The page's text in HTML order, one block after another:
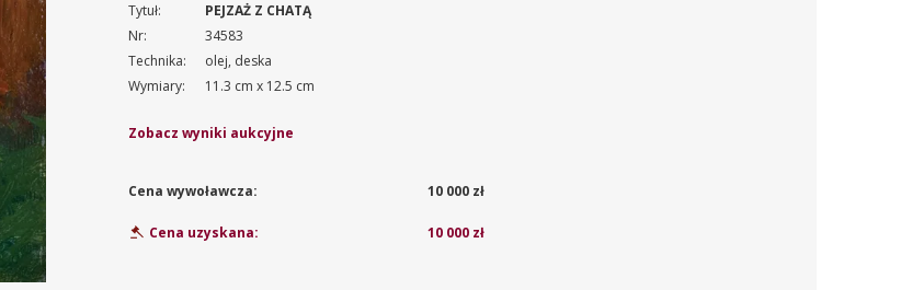
Tytuł:
PEJZAŻ Z CHATĄ
Nr:
34583
Technika:
olej, deska
Wymiary:
11.3 cm x 12.5 cm
Zobacz wyniki aukcyjne
Cena wywoławcza: 10 000 zł
Cena uzyskana: 10 000 zł